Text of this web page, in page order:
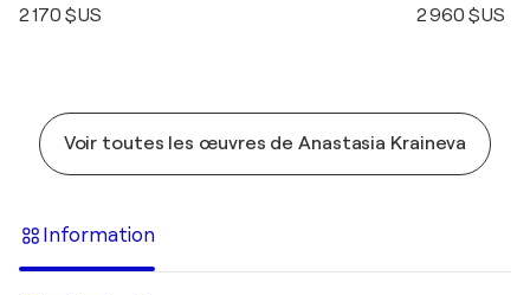
2 170 $US 2 960 $US
Voir toutes les œuvres de Anastasia Kraineva
Information